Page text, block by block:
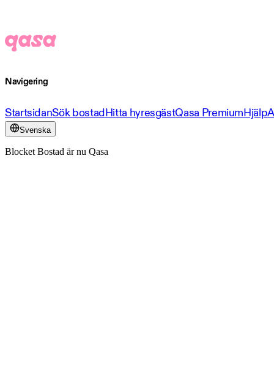
Navigering
StartsidanSök bostadHitta hyresgästQasa PremiumHjälp
Svenska
Blocket Bostad är nu Qasa